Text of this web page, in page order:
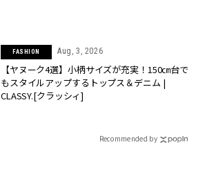
FASHION Aug, 3, 2026
【ヤヌーク4選】小柄サイズが充実！150㎝台で
もスタイルアップするトップス＆デニム |
CLASSY.[クラッシィ]
Recommended by